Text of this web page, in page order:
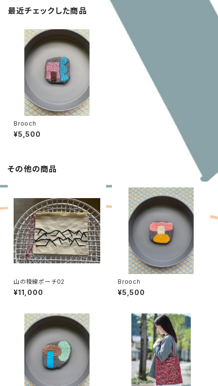
最近チェックした商品
Brooch
¥5,500
その他の商品
山の稜線ポーチ02
¥11,000
Brooch
¥5,500